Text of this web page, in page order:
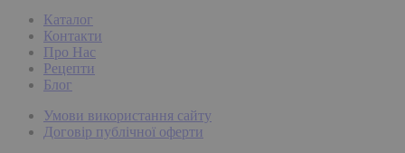
Каталог
Контакти
Про Нас
Рецепти
Блог
Умови використання сайту
Договір публічної оферти